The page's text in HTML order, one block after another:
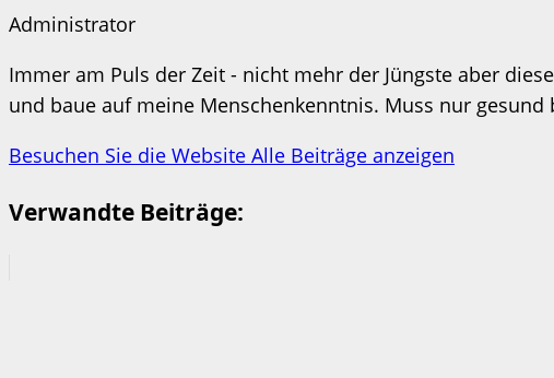
Administrator
Immer am Puls der Zeit - nicht mehr der Jüngste aber
und baue auf meine Menschenkenntnis. Muss nur
Besuchen Sie die Website Alle Beiträge anzeigen
Verwandte Beiträge: